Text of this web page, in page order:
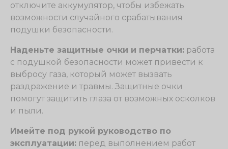
отключите аккумулятор, чтобы избежать
возможности случайного срабатывания
подушки безопасности.
Наденьте защитные очки и перчатки: работа
с подушкой безопасности может привести к
выбросу газа, который может вызвать
раздражение и травмы. Защитные очки
помогут защитить глаза от возможных осколков
и пыли.
Имейте под рукой руководство по
эксплуатации: перед выполнением работ